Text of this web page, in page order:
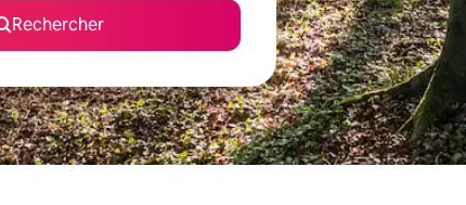
Rechercher